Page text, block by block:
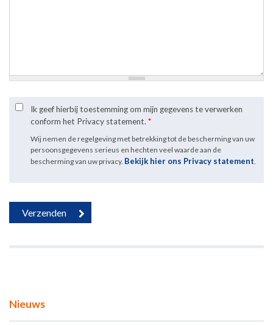
Ik geef hierbij toestemming om mijn gegevens te verwerken
conform het Privacy statement. *
Wij nemen de regelgeving met betrekking tot de bescherming van uw
persoonsgegevens serieus en hechten veel waarde aan de
bescherming van uw privacy. Bekijk hier ons Privacy statement
Nieuws